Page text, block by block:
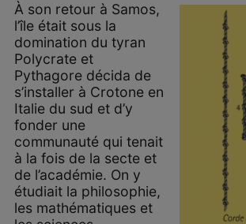
À son retour à Samos,
l’île était sous la
domination du tyran
Polycrate et
Pythagore décida de
s’installer à Crotone en
Italie du sud et d’y
fonder une
communauté qui tenait
à la fois de la secte et
de l’académie. On y
étudiait la philosophie,
les mathématiques et